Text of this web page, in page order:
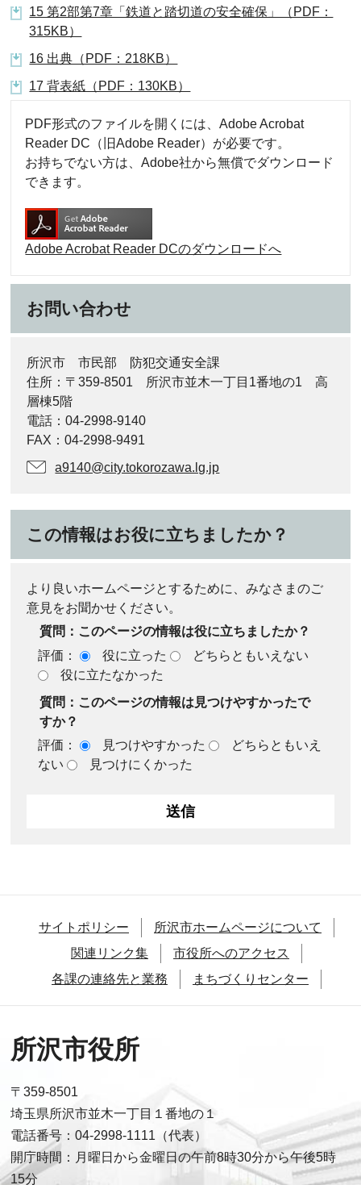
15 第2部第7章「鉄道と踏切道の安全確保」（PDF：
315KB）
16 出典（PDF：218KB）
17 背表紙（PDF：130KB）
PDF形式のファイルを開くには、Adobe Acrobat
Reader DC（旧Adobe Reader）が必要です。
お持ちでない方は、Adobe社から無償でダウンロード
できます。
Adobe Acrobat Reader DCのダウンロードへ
お問い合わせ
所沢市 市民部 防犯交通安全課
住所：〒359-8501 所沢市並木一丁目1番地の1 高
層棟5階
電話：04-2998-9140
FAX：04-2998-9491
a9140@city.tokorozawa.lg.jp
この情報はお役に立ちましたか？
より良いホームページとするために、みなさまのご
意見をお聞かせください。
質問：このページの情報は役に立ちましたか？
評価：
役に立った
どちらともいえない
役に立たなかった
質問：このページの情報は見つけやすかったで
すか？
評価：
見つけやすかった
どちらともいえ
ない
見つけにくかった
サイトポリシー
所沢市ホームページについて
関連リンク集
市役所へのアクセス
各課の連絡先と業務
まちづくりセンター
所沢市役所
〒359-8501
埼玉県所沢市並木一丁目１番地の１
電話番号：04-2998-1111（代表）
開庁時間：月曜日から金曜日の午前8時30分から午後5時
15分